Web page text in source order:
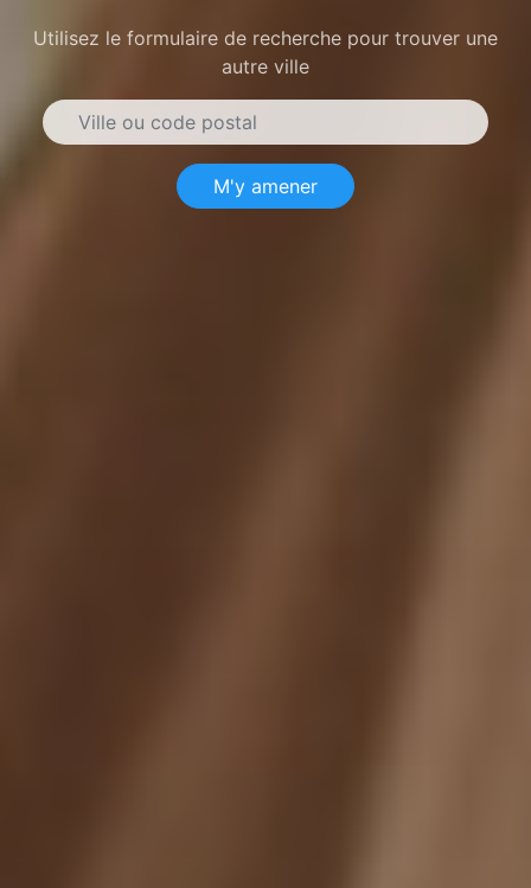
Utilisez le formulaire de recherche pour trouver une
autre ville
M'y amener